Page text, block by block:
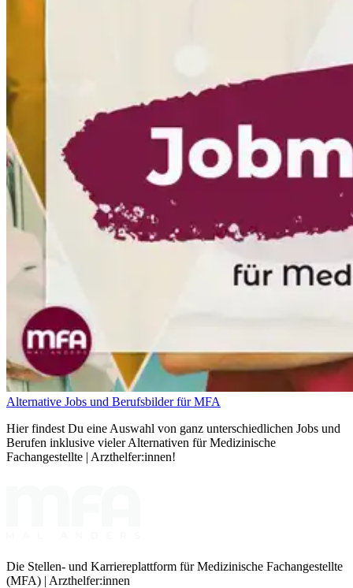
Alternative Jobs und Berufsbilder für MFA
Hier findest Du eine Auswahl von ganz unterschiedlichen Jobs und
Berufen inklusive vieler Alternativen für Medizinische
Fachangestellte | Arzthelfer:innen!
Die Stellen- und Karriereplattform für Medizinische Fachangestellte
(MFA) | Arzthelfer:innen